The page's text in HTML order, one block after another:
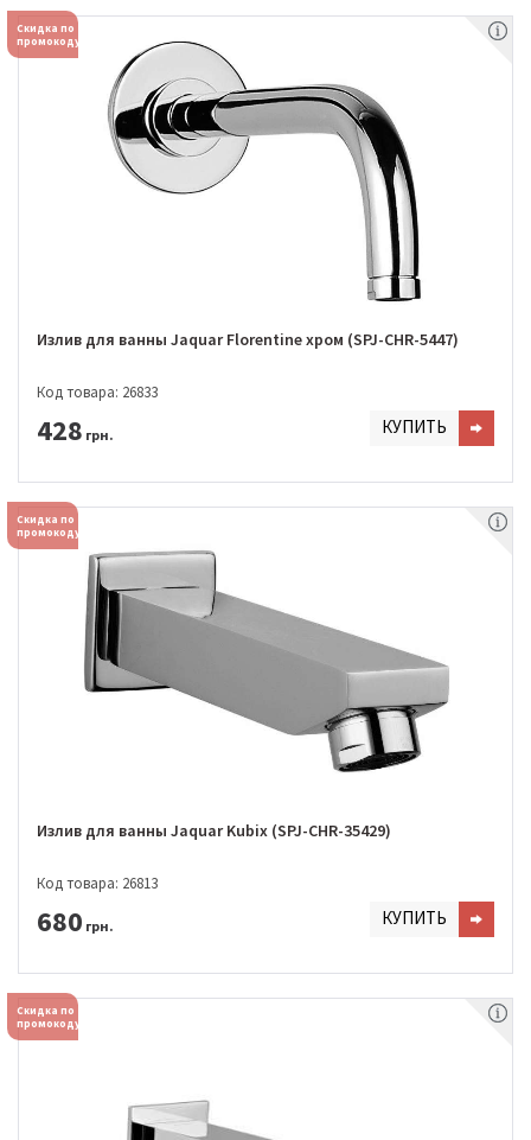
Скидка по
промокоду
Излив для ванны Jaquar Florentine хром (SPJ-CHR-5447)
Код товара: 26833
428 грн. КУПИТЬ
Скидка по
промокоду
Излив для ванны Jaquar Kubix (SPJ-CHR-35429)
Код товара: 26813
680 грн. КУПИТЬ
Скидка по
промокоду